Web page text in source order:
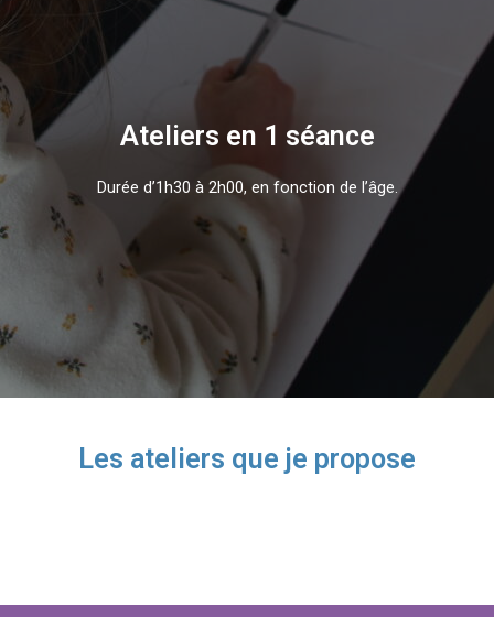
Ateliers en 1 séance
Durée d’1h30 à 2h00, en fonction de l’âge.
Les ateliers que je propose